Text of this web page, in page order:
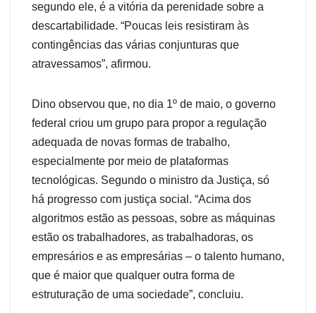
segundo ele, é a vitória da perenidade sobre a
descartabilidade. “Poucas leis resistiram às
contingências das várias conjunturas que
atravessamos”, afirmou.
Dino observou que, no dia 1º de maio, o governo
federal criou um grupo para propor a regulação
adequada de novas formas de trabalho,
especialmente por meio de plataformas
tecnológicas. Segundo o ministro da Justiça, só
há progresso com justiça social. “Acima dos
algoritmos estão as pessoas, sobre as máquinas
estão os trabalhadores, as trabalhadoras, os
empresários e as empresárias – o talento humano,
que é maior que qualquer outra forma de
estruturação de uma sociedade”, concluiu.